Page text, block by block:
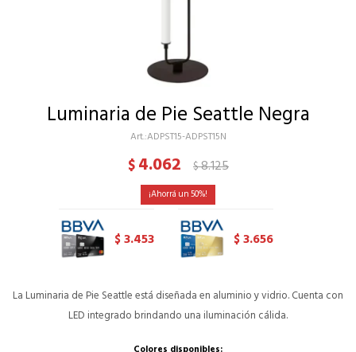
Luminaria de Pie Seattle Negra
ADPST15-ADPST15N
$4.062 $8.125
50
$3.453 $3.656
La Luminaria de Pie Seattle está diseñada en aluminio y vidrio. Cuenta con
LED integrado brindando una iluminación cálida.